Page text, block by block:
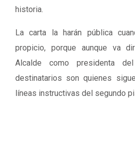
historia.
La carta la harán pública
propicio, porque aunque va
Alcalde como presidenta
destinatarios son quienes
líneas instructivas del segundo